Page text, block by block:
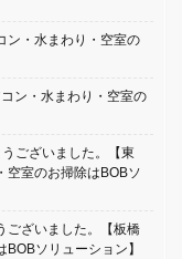
ン・水まわり・空室の
ン・水まわり・空室の
ございました。【東
空室のお掃除はBOBソ
ございました。【板橋
ソリューション】